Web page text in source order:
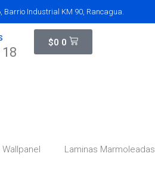
Barrio Industrial KM 90, Rancagua.
$0 0
Wallpanel Laminas Marmoleadas